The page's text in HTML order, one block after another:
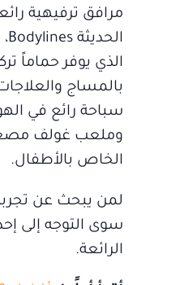
مرافق ترفيهية
بالمساج
سباحة رائع في
وملعب غولف
الخاص بالأطفال.
لمن يبحث عن
سوى التوجه إلى
الرائعة.